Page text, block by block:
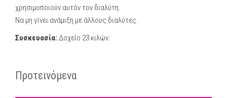
χρησιμοποιούν αυτόν τον διαλύτη.
Να μη γίνει ανάμιξη με άλλους διαλύτες.
Συσκευασία: Δοχείο 23 κιλών.
Προτεινόμενα